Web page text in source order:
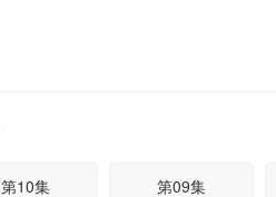
第10集 第09集